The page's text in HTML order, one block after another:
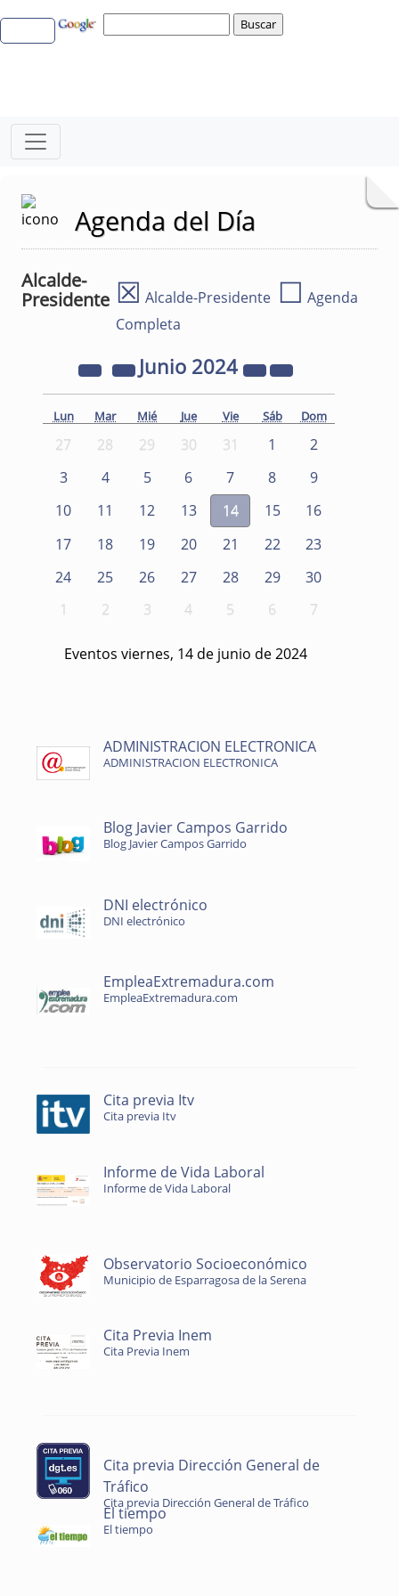
Agenda del Día
Alcalde-
Presidente ☒ Alcalde-Presidente ☐ Agenda
Completa
Junio 2024
Lun Mar Mié Jue Vie Sáb Dom
27 28 29 30 31 1
2
3
4 5 6 7 8
9
10
11 12 13 14 15
16
17
18 19 20 21 22
23
24
25 26 27 28 29
30
1
2 3 4 5 6 7
Eventos viernes, 14 de junio de 2024
ADMINISTRACION ELECTRONICA
ADMINISTRACION ELECTRONICA
Blog Javier Campos Garrido
Blog Javier Campos Garrido
DNI electrónico
DNI electrónico
EmpleaExtremadura.com
EmpleaExtremadura.com
Cita previa Itv
Cita previa Itv
Informe de Vida Laboral
Informe de Vida Laboral
Observatorio Socioeconómico
Municipio de Esparragosa de la Serena
Cita Previa Inem
Cita Previa Inem
Cita previa Dirección General de
Tráfico
Cita previa Dirección General de Tráfico
El tiempo
El tiempo